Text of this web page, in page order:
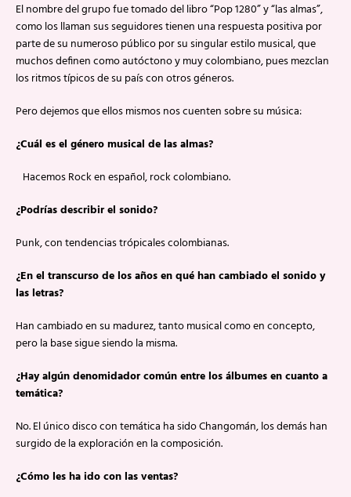
El nombre del grupo fue tomado del libro “Pop 1280” y “las almas”,
como los llaman sus seguidores tienen una respuesta positiva por
parte de su numeroso público por su singular estilo musical, que
muchos definen como autóctono y muy colombiano, pues mezclan
los ritmos típicos de su país con otros géneros.
Pero dejemos que ellos mismos nos cuenten sobre su música:
¿Cuál es el género musical de las almas?
Hacemos Rock en español, rock colombiano.
¿Podrías describir el sonido?
Punk, con tendencias trópicales colombianas.
¿En el transcurso de los años en qué han cambiado el sonido y
las letras?
Han cambiado en su madurez, tanto musical como en concepto,
pero la base sigue siendo la misma.
¿Hay algún denomidador común entre los álbumes en cuanto a
temática?
No. El único disco con temática ha sido Changomán, los demás han
surgido de la exploración en la composición.
¿Cómo les ha ido con las ventas?